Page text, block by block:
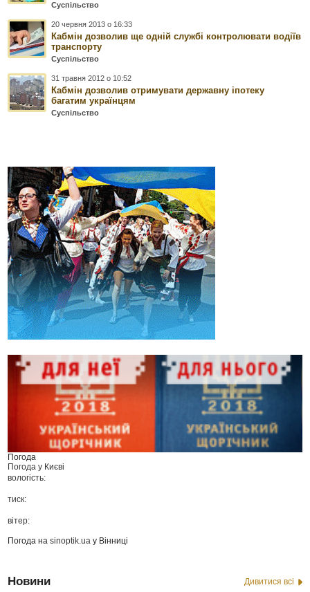
Суспільство
20 червня 2013 о 16:33
Кабмін дозволив ще одній службі контролювати водіїв
транспорту
Суспільство
31 травня 2012 о 10:52
Кабмін дозволив отримувати державну іпотеку
багатим українцям
Суспільство
Погода
Погода у Києві
вологість:
тиск:
вітер:
Погода наsinoptik.ua у Вінниці
Новини Дивитися всі